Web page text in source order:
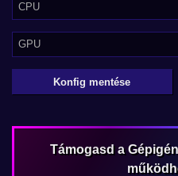
CPU
GPU
Konfig mentése
Támogasd a